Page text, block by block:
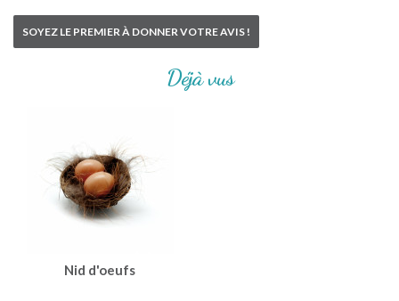
SOYEZ LE PREMIER À DONNER VOTRE AVIS !
Déjà vus
Nid d'oeufs